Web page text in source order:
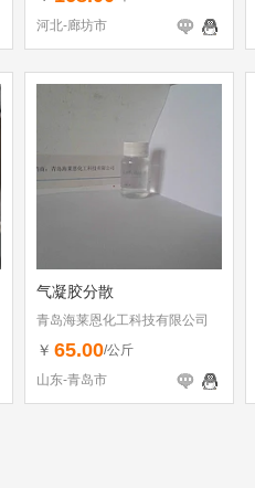
河北-廊坊市
气凝胶分散
青岛海莱恩化工科技有限公司
￥ 65.00/公斤
山东-青岛市